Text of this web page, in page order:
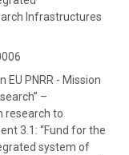
Infrastructures
EU PNRR - Mission
–
research to
3.1: “Fund for the
system of